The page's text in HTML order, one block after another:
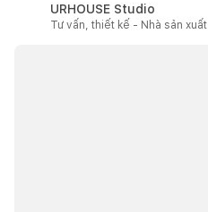
URHOUSE Studio
Tư vấn, thiết kế - Nhà sản xuất